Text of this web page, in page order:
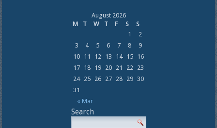
August 2026
M
T W T F S S
« Mar
1
2
3
4 5 6 7 8
9
10 11 12 13 14 15
16
17 18 19 20 21 22
23
24 25 26 27 28 29 30
31
Search